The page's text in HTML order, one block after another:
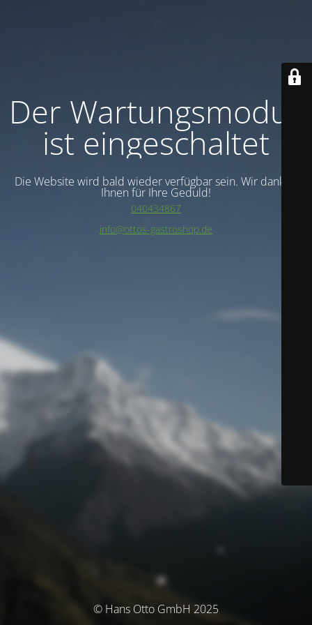
Der Wartungsmodus
ist eingeschaltet
Die Website wird bald wieder verfügbar sein. Wir danken
Ihnen für Ihre Geduld!
040434867
info@ottos-gastroshop.de
© Hans Otto GmbH 2025